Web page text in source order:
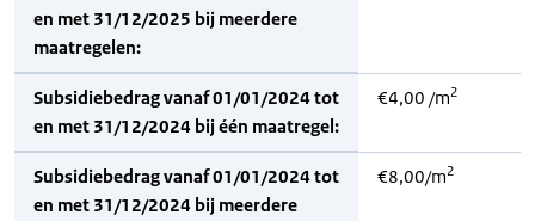
en met 31/12/2025 bij meerdere
maatregelen:
Subsidiebedrag vanaf 01/01/2024 tot
en met 31/12/2024 bij één maatregel:
€4,00 /m2
Subsidiebedrag vanaf 01/01/2024 tot
en met 31/12/2024 bij meerdere
€8,00/m2